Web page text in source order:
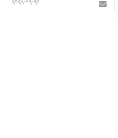
༢༠༢༥-༠༣-༣༡